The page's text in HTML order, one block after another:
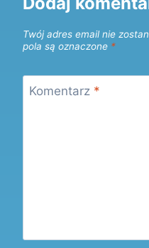
Twój adres email nie
pola są oznaczone *
Komentarz *